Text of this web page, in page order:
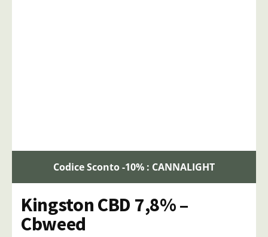
Codice Sconto -10% : CANNALIGHT
Kingston CBD 7,8% –
Cbweed